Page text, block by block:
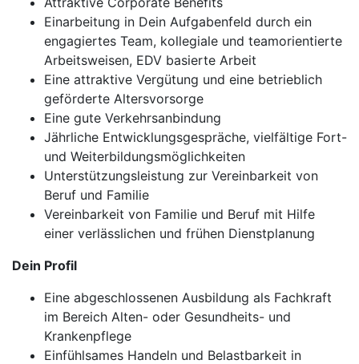
Einarbeitung in Dein Aufgabenfeld durch ein
engagiertes Team, kollegiale und teamorientierte
Arbeitsweisen, EDV basierte Arbeit
Eine attraktive Vergütung und eine betrieblich
geförderte Altersvorsorge
Eine gute Verkehrsanbindung
Jährliche Entwicklungsgespräche, vielfältige Fort-
und Weiterbildungsmöglichkeiten
Unterstützungsleistung zur Vereinbarkeit von
Beruf und Familie
Vereinbarkeit von Familie und Beruf mit Hilfe
einer verlässlichen und frühen Dienstplanung
Dein Profil
Eine abgeschlossenen Ausbildung als Fachkraft
im Bereich Alten- oder Gesundheits- und
Krankenpflege
Einfühlsames Handeln und Belastbarkeit in